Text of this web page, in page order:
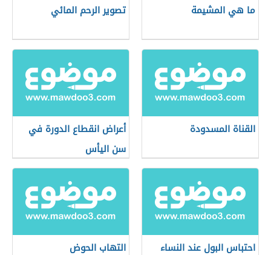
ما هي المشيمة تصوير الرحم المائي
القناة المسدودة
أعراض انقطاع الدورة في
سن اليأس
احتباس البول عند النساء التهاب الحوض